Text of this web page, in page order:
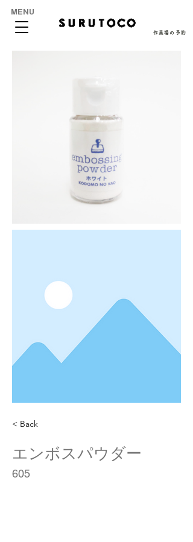
MENU
作業場の予約
< Back
エンボスパウダー
605